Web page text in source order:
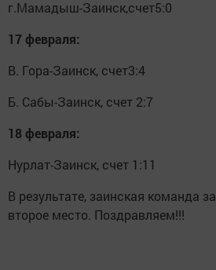
г.Мамадыш-Заинск,счет5:0
17 февраля:
В. Гора-Заинск, счет3:4
Б. Сабы-Заинск, счет 2:7
18 февраля:
Нурлат-Заинск, счет 1:11
В результате, заинская команда
второе место. Поздравляем!!!